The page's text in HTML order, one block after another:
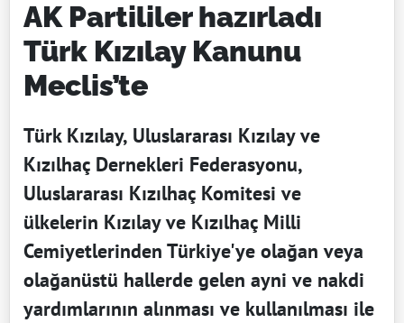
AK Partililer hazırladı
Türk Kızılay Kanunu
Meclis’te
Türk Kızılay, Uluslararası Kızılay ve
Kızılhaç Dernekleri Federasyonu,
Uluslararası Kızılhaç Komitesi ve
ülkelerin Kızılay ve Kızılhaç Milli
Cemiyetlerinden Türkiye'ye olağan veya
olağanüstü hallerde gelen ayni ve nakdi
yardımlarının alınması ve kullanılması ile